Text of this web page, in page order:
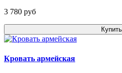
3 780 pуб
Купить
Кровать армейская